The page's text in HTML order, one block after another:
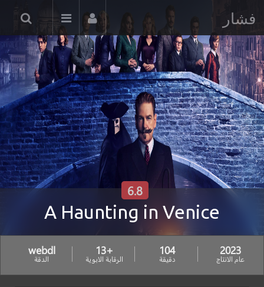
فشار
A Haunting in Venice
6.8
2023
عام الانتاج
104
دقيقة
+13
الرقابة الابوية
webdl
الدقة